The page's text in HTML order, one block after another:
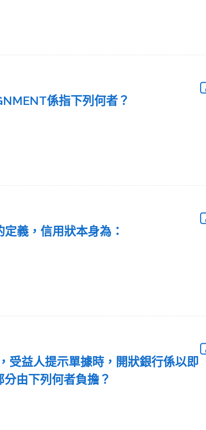
係指下列何者？
定義，信用狀本身為：
受益人提示單據時，開狀銀行係以即
分由下列何者負擔？